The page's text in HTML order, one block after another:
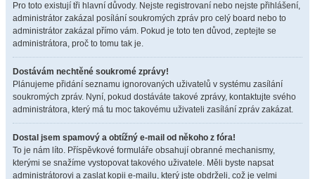
Pro toto existují tři hlavní důvody. Nejste registrovaní nebo nejste přihlášení,
administrátor zakázal posílání soukromých zpráv pro celý board nebo to
administrátor zakázal přímo vám. Pokud je toto ten důvod, zeptejte se
administrátora, proč to tomu tak je.
Dostávám nechtěné soukromé zprávy!
Plánujeme přidání seznamu ignorovaných uživatelů v systému zasílání
soukromých zpráv. Nyní, pokud dostáváte takové zprávy, kontaktujte svého
administrátora, který má tu moc takovému uživateli zasílání zpráv zakázat.
Dostal jsem spamový a obtížný e-mail od někoho z fóra!
To je nám líto. Příspěvkové formuláře obsahují obranné mechanismy,
kterými se snažíme vystopovat takového uživatele. Měli byste napsat
administrátorovi a zaslat kopii e-mailu, který jste obdrželi, což je velmi